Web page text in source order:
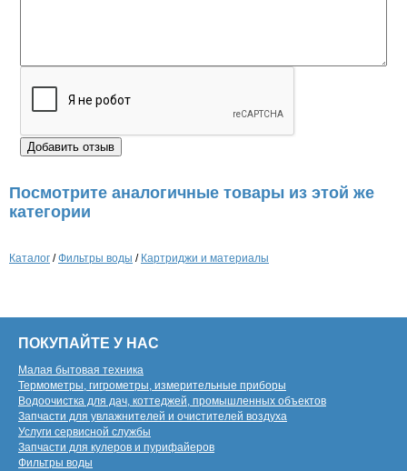
Посмотрите аналогичные товары из этой же
категории
Каталог /Фильтры воды / Картриджи и материалы
ПОКУПАЙТЕ У НАС
Малая бытовая техника
Термометры, гигрометры, измерительные приборы
Водоочистка для дач, коттеджей, промышленных объектов
Запчасти для увлажнителей и очистителей воздуха
Услуги сервисной службы
Запчасти для кулеров и пурифайеров
Фильтры воды